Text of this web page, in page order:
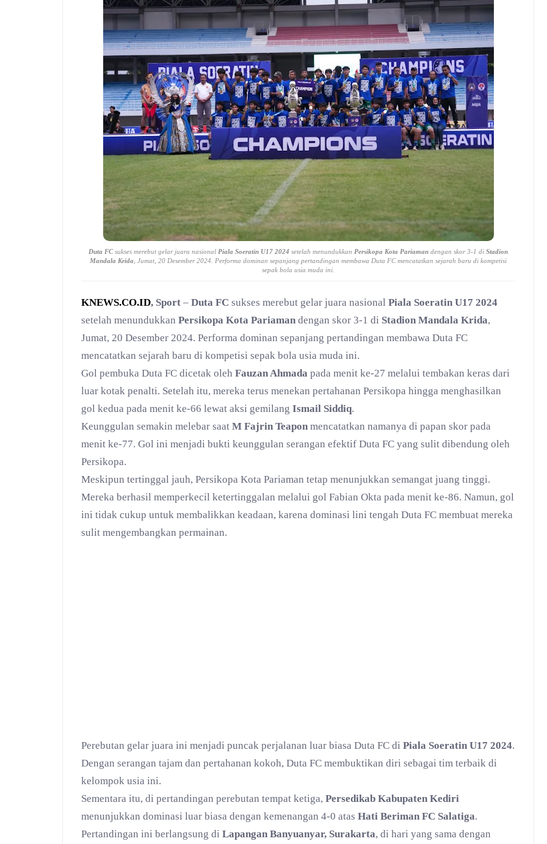
Duta FCsukses merebut gelar juara nasional Piala Soeratin U17 2024 setelah menundukkan Persikopa Kota Pariaman dengan skor 3-1 di Stadion
Mandala Krida , Jumat, 20 Desember 2024. Performa dominan sepanjang pertandingan membawa Duta FC mencatatkan sejarah baru di kompetisi
sepak bola usia muda ini.
KNEWS.CO.ID, Sport – Duta FC sukses merebut gelar juara nasional Piala Soeratin U17 2024
setelah menundukkan Persikopa Kota Pariaman dengan skor 3-1 di Stadion Mandala Krida,
Jumat, 20 Desember 2024. Performa dominan sepanjang pertandingan membawa Duta FC
mencatatkan sejarah baru di kompetisi sepak bola usia muda ini.
Gol pembuka Duta FC dicetak oleh Fauzan Ahmada pada menit ke-27 melalui tembakan keras dari
luar kotak penalti. Setelah itu, mereka terus menekan pertahanan Persikopa hingga menghasilkan
gol kedua pada menit ke-66 lewat aksi gemilang Ismail Siddiq.
Keunggulan semakin melebar saat M Fajrin Teapon mencatatkan namanya di papan skor pada
menit ke-77. Gol ini menjadi bukti keunggulan serangan efektif Duta FC yang sulit dibendung oleh
Persikopa.
Meskipun tertinggal jauh, Persikopa Kota Pariaman tetap menunjukkan semangat juang tinggi.
Mereka berhasil memperkecil ketertinggalan melalui gol Fabian Okta pada menit ke-86. Namun, gol
ini tidak cukup untuk membalikkan keadaan, karena dominasi lini tengah Duta FC membuat mereka
sulit mengembangkan permainan.
Perebutan gelar juara ini menjadi puncak perjalanan luar biasa Duta FC di Piala Soeratin U17 2024.
Dengan serangan tajam dan pertahanan kokoh, Duta FC membuktikan diri sebagai tim terbaik di
kelompok usia ini.
Sementara itu, di pertandingan perebutan tempat ketiga, Persedikab Kabupaten Kediri
menunjukkan dominasi luar biasa dengan kemenangan 4-0 atas Hati Beriman FC Salatiga.
Pertandingan ini berlangsung di Lapangan Banyuanyar, Surakarta, di hari yang sama dengan